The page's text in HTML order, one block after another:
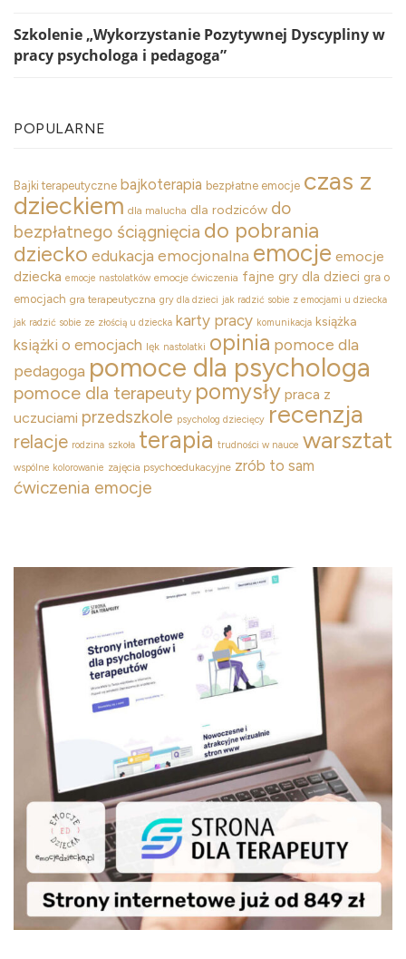
Szkolenie „Wykorzystanie Pozytywnej Dyscypliny w
pracy psychologa i pedagoga”
POPULARNE
Bajki terapeutyczne bajkoterapia bezpłatne emocje czas z
dzieckiem dla malucha dla rodziców do
bezpłatnego ściągnięcia do pobrania
dziecko edukacja emocjonalna emocje emocje
dziecka emocje nastolatków emocje ćwiczenia fajne gry dla dzieci gra o
emocjach gra terapeutyczna gry dla dzieci jak radzić sobie z emocjami u dziecka
jak radzić sobie ze złością u dziecka karty pracy komunikacja książka
książki o emocjach lęk nastolatki opinia pomoce dla
pedagoga pomoce dla psychologa
pomoce dla terapeuty pomysły praca z
uczuciami przedszkole psycholog dziecięcy recenzja
relacje rodzina szkoła terapia trudności w nauce warsztat
wspólne kolorowanie zajęcia psychoedukacyjne zrób to sam
ćwiczenia emocje